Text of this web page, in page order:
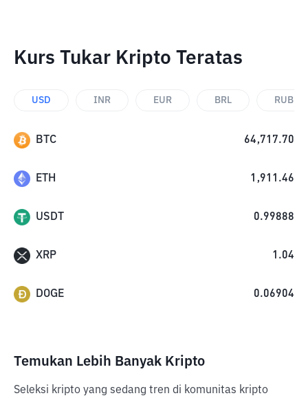
Kurs Tukar Kripto Teratas
USD INR EUR BRL RUB
BTC 64,717.70
ETH 1,911.46
USDT 0.99888
XRP 1.04
DOGE 0.06904
Temukan Lebih Banyak Kripto
Seleksi kripto yang sedang tren di komunitas kripto